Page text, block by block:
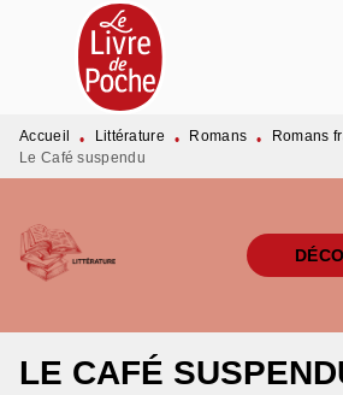
MENU RECHERCHE
PIED DE PAGE
Accueil • Littérature • Romans • Romans
Le Café suspendu
LE CAFÉ